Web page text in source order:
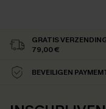
GRATIS
79,00 €
BEVEILIGEN